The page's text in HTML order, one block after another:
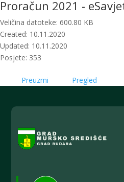
Proračun 2021 -
Veličina datoteke: 600.80 KB
Created: 10.11.2020
Updated: 10.11.2020
Posjete: 353
Preuzmi Pregled